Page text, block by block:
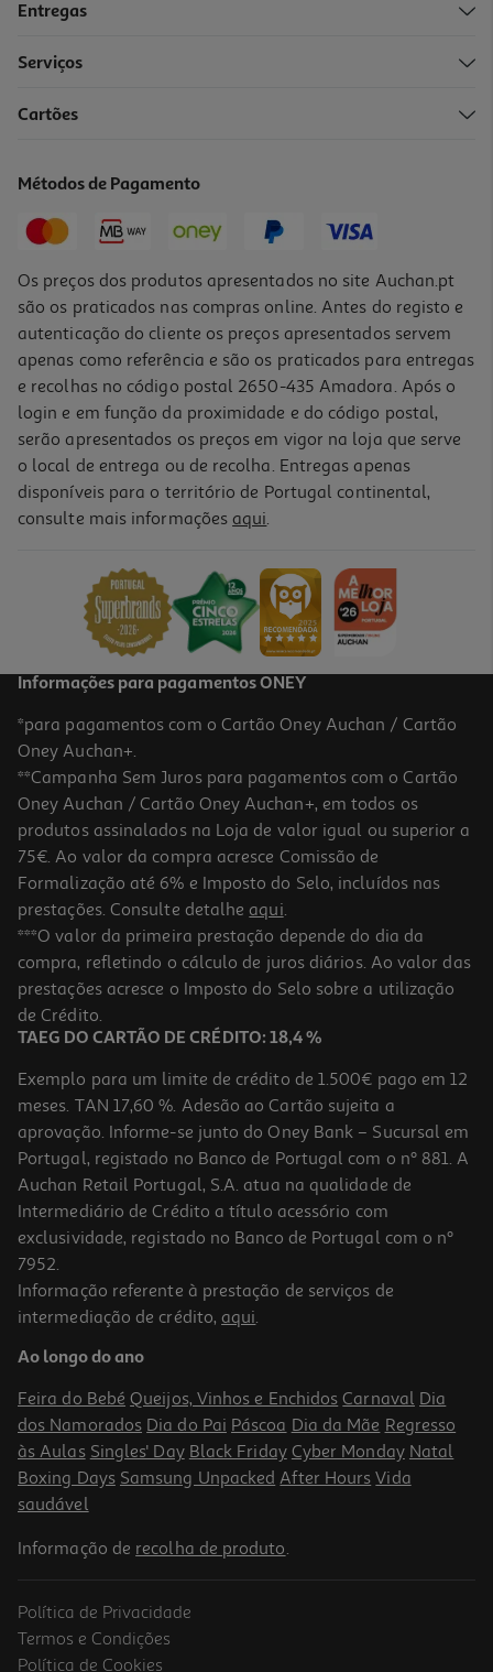
Figura Minix Fig - World C- Portugal-Mendes
Figura My Jersey My Jersey - Nico Williams - Ho
19.99 €/un
19,99 €
Figura My Jersey Rodrigo Mora-Fcp-Home
19.99 €/un
19,99 €
Entregas
Serviços
Cartões
Métodos de Pagamento
Os preços dos produtos apresentados no site Auchan.pt
são os praticados nas compras online. Antes do registo e
autenticação do cliente os preços apresentados servem
apenas como referência e são os praticados para entregas
e recolhas no código postal 2650-435 Amadora. Após o
login e em função da proximidade e do código postal,
serão apresentados os preços em vigor na loja que serve
o local de entrega ou de recolha. Entregas apenas
disponíveis para o território de Portugal continental,
consulte mais informações aqui.
Informações para pagamentos ONEY
*para pagamentos com o Cartão Oney Auchan / Cartão
Oney Auchan+.
**Campanha Sem Juros para pagamentos com o Cartão
Oney Auchan / Cartão Oney Auchan+, em todos os
produtos assinalados na Loja de valor igual ou superior a
75€. Ao valor da compra acresce Comissão de
Formalização até 6% e Imposto do Selo, incluídos nas
prestações. Consulte detalhe aqui.
***O valor da primeira prestação depende do dia da
compra, refletindo o cálculo de juros diários. Ao valor das
prestações acresce o Imposto do Selo sobre a utilização
de Crédito.
TAEG DO CARTÃO DE CRÉDITO: 18,4 %
Exemplo para um limite de crédito de 1.500€ pago em 12
meses. TAN 17,60 %. Adesão ao Cartão sujeita a
aprovação. Informe-se junto do Oney Bank – Sucursal em
Portugal, registado no Banco de Portugal com o nº 881. A
Auchan Retail Portugal, S.A. atua na qualidade de
Intermediário de Crédito a título acessório com
exclusividade, registado no Banco de Portugal com o nº
7952.
Informação referente à prestação de serviços de
intermediação de crédito, aqui.
Ao longo do ano
Feira do Bebé Queijos, Vinhos e Enchidos Carnaval Dia
dos Namorados Dia do Pai Páscoa Dia da Mãe Regresso
às Aulas Singles' Day Black Friday Cyber Monday Natal
Boxing Days Samsung Unpacked After Hours Vida
saudável
Informação de recolha de produto.
Política de Privacidade
Termos e Condições
Política de Cookies